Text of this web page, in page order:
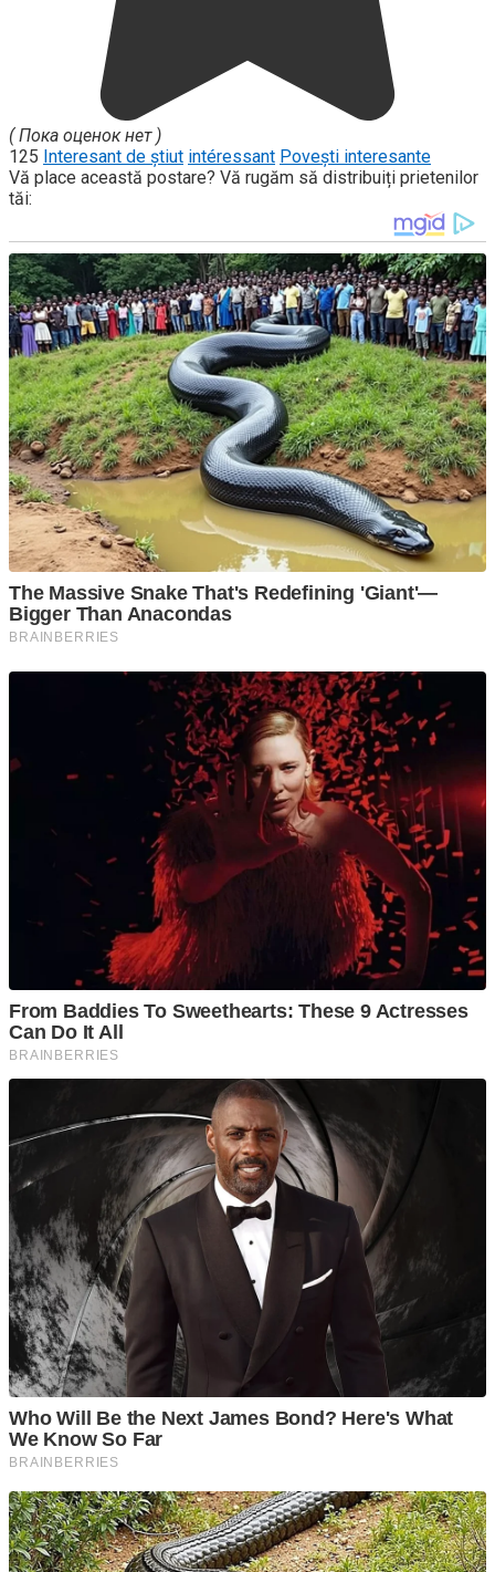
( Пока оценок нет )
125 Interesant de știut intéressant Povești interesante
Vă place această postare? Vă rugăm să distribuiți prietenilor
tăi: